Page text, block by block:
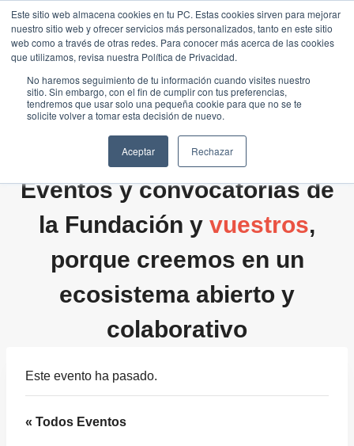
Este sitio web almacena cookies en tu PC. Estas cookies sirven para mejorar
nuestro sitio web y ofrecer servicios más personalizados, tanto en este sitio
web como a través de otras redes. Para conocer más acerca de las cookies
que utilizamos, revisa nuestra Política de Privacidad.
No haremos seguimiento de tu información cuando visites nuestro
sitio. Sin embargo, con el fin de cumplir con tus preferencias,
tendremos que usar solo una pequeña cookie para que no se te
solicite volver a tomar esta decisión de nuevo.
Aceptar Rechazar
Saltar
contenido
Eventos y convocatorias de
la Fundación y vuestros,
porque creemos en un
ecosistema abierto y
colaborativo
Este evento ha pasado.
« Todos Eventos
Traducir »